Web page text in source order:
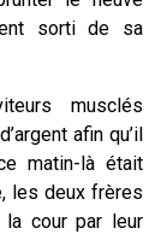
sorti de sa
musclés
afin qu’il
matin-là était
les deux frères
la cour par leur